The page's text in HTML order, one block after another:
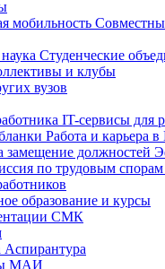
мобильность
Студенческие
и клубы
вузов
IT-сервисы для
Работа и карьера
замещение должностей
по трудовым спорам
образование и курсы
СМК
Аспирантура
МАИ